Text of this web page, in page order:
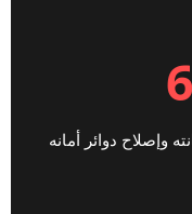
وإصلاح دوائر أمانه